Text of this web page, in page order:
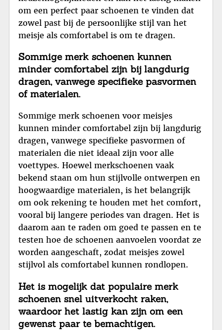
om een perfect paar schoenen te vinden dat
zowel past bij de persoonlijke stijl van het
meisje als comfortabel is om te dragen.
Sommige merk schoenen kunnen
minder comfortabel zijn bij langdurig
dragen, vanwege specifieke pasvormen
of materialen.
Sommige merk schoenen voor meisjes
kunnen minder comfortabel zijn bij langdurig
dragen, vanwege specifieke pasvormen of
materialen die niet ideaal zijn voor alle
voettypes. Hoewel merkschoenen vaak
bekend staan om hun stijlvolle ontwerpen en
hoogwaardige materialen, is het belangrijk
om ook rekening te houden met het comfort,
vooral bij langere periodes van dragen. Het is
daarom aan te raden om goed te passen en te
testen hoe de schoenen aanvoelen voordat ze
worden aangeschaft, zodat meisjes zowel
stijlvol als comfortabel kunnen rondlopen.
Het is mogelijk dat populaire merk
schoenen snel uitverkocht raken,
waardoor het lastig kan zijn om een
gewenst paar te bemachtigen.